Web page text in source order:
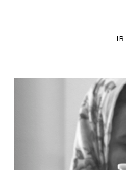
IR